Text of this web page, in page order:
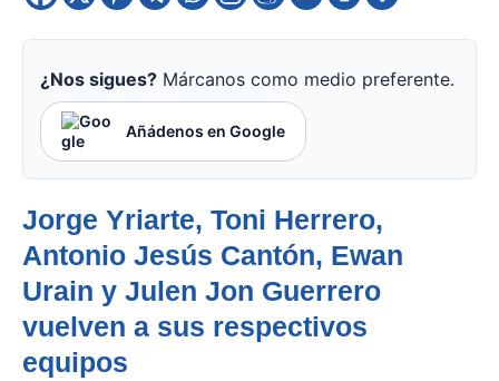
¿Nos sigues? Márcanos como medio preferente.
Añádenos en Google
Jorge Yriarte, Toni Herrero,
Antonio Jesús Cantón, Ewan
Urain y Julen Jon Guerrero
vuelven a sus respectivos
equipos